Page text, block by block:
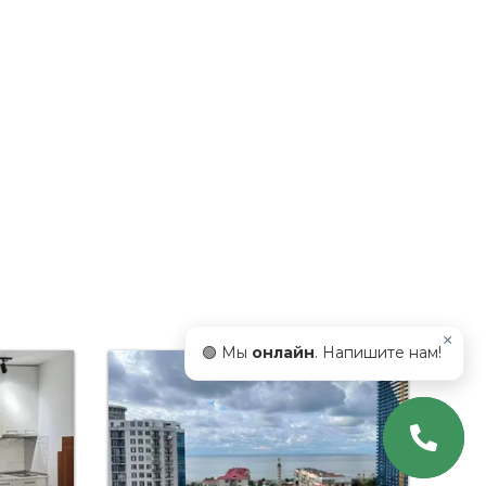
🟢 Мы онлайн. Напишите нам!
×